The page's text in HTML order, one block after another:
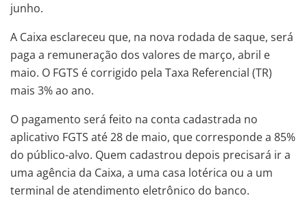
junho.
A Caixa esclareceu que, na nova rodada de saque, será
paga a remuneração dos valores de março, abril e
maio. O FGTS é corrigido pela Taxa Referencial (TR)
mais 3% ao ano.
O pagamento será feito na conta cadastrada no
aplicativo FGTS até 28 de maio, que corresponde a 85%
do público-alvo. Quem cadastrou depois precisará ir a
uma agência da Caixa, a uma casa lotérica ou a um
terminal de atendimento eletrônico do banco.